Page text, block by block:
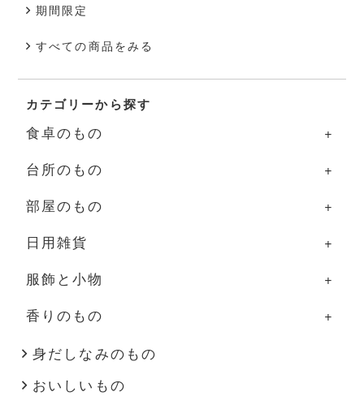
期間限定
すべての商品をみる
カテゴリーから探す
食卓のもの
食卓のものの一覧
器
グラス・カップ
箸・カトラリー
盆・トレー
その他
台所のもの
台所のものの一覧
調理道具
ふきん・タオル
その他
部屋のもの
部屋のものの一覧
照明
家具
花器
インテリア雑貨
日用雑貨
日用雑貨の一覧
掃除道具
布もの・タオル
ハンドソープ・石鹸
服飾と小物
服飾と小物の一覧
洋服
バッグ・帽子
香りのもの
香りのものの一覧
アロマ用品
身だしなみのもの
おいしいもの